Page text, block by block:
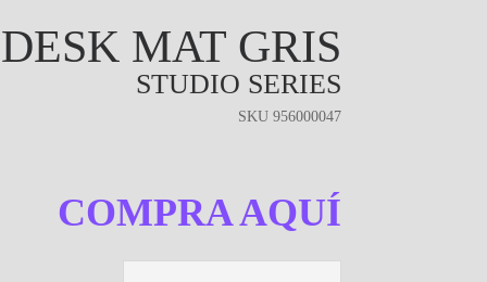
DESK MAT GRIS
STUDIO SERIES
SKU 956000047
COMPRA AQUÍ